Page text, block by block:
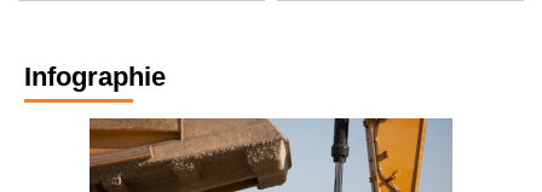
Infographie